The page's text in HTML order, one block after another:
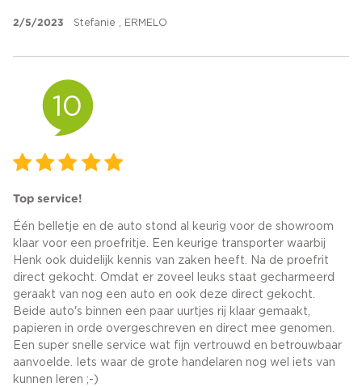
2/5/2023 Stefanie , ERMELO
10
Top service!
Één belletje en de auto stond al keurig voor de showroom
klaar voor een proefritje. Een keurige transporter waarbij
Henk ook duidelijk kennis van zaken heeft. Na de proefrit
direct gekocht. Omdat er zoveel leuks staat gecharmeerd
geraakt van nog een auto en ook deze direct gekocht.
Beide auto's binnen een paar uurtjes rij klaar gemaakt,
papieren in orde overgeschreven en direct mee genomen.
Een super snelle service wat fijn vertrouwd en betrouwbaar
aanvoelde. Iets waar de grote handelaren nog wel iets van
kunnen leren ;-)